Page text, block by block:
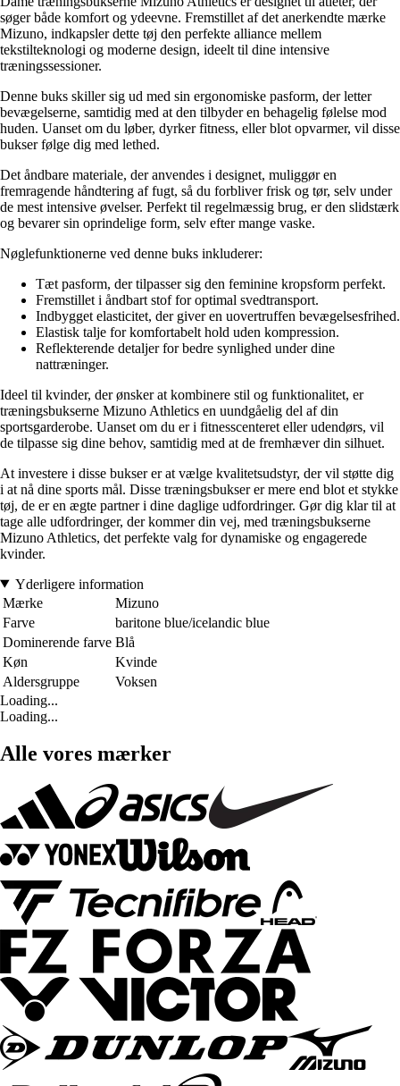
søger både komfort og ydeevne. Fremstillet af det anerkendte mærke
Mizuno, indkapsler dette tøj den perfekte alliance mellem
tekstilteknologi og moderne design, ideelt til dine intensive
træningssessioner.
Denne buks skiller sig ud med sin ergonomiske pasform, der letter
bevægelserne, samtidig med at den tilbyder en behagelig følelse mod
huden. Uanset om du løber, dyrker fitness, eller blot opvarmer, vil disse
bukser følge dig med lethed.
Det åndbare materiale, der anvendes i designet, muliggør en
fremragende håndtering af fugt, så du forbliver frisk og tør, selv under
de mest intensive øvelser. Perfekt til regelmæssig brug, er den slidstærk
og bevarer sin oprindelige form, selv efter mange vaske.
Nøglefunktionerne ved denne buks inkluderer:
Tæt pasform, der tilpasser sig den feminine kropsform perfekt.
Fremstillet i åndbart stof for optimal svedtransport.
Indbygget elasticitet, der giver en uovertruffen bevægelsesfrihed.
Elastisk talje for komfortabelt hold uden kompression.
Reflekterende detaljer for bedre synlighed under dine
nattræninger.
Ideel til kvinder, der ønsker at kombinere stil og funktionalitet, er
træningsbukserne Mizuno Athletics en uundgåelig del af din
sportsgarderobe. Uanset om du er i fitnesscenteret eller udendørs, vil
de tilpasse sig dine behov, samtidig med at de fremhæver din silhuet.
At investere i disse bukser er at vælge kvalitetsudstyr, der vil støtte dig
i at nå dine sports mål. Disse træningsbukser er mere end blot et stykke
tøj, de er en ægte partner i dine daglige udfordringer. Gør dig klar til at
tage alle udfordringer, der kommer din vej, med træningsbukserne
Mizuno Athletics, det perfekte valg for dynamiske og engagerede
kvinder.
Yderligere information
Mærke
Mizuno
Farve
baritone blue/icelandic blue
Dominerende farve Blå
Køn
Kvinde
Aldersgruppe
Voksen
Loading...
Loading...
Alle vores mærker